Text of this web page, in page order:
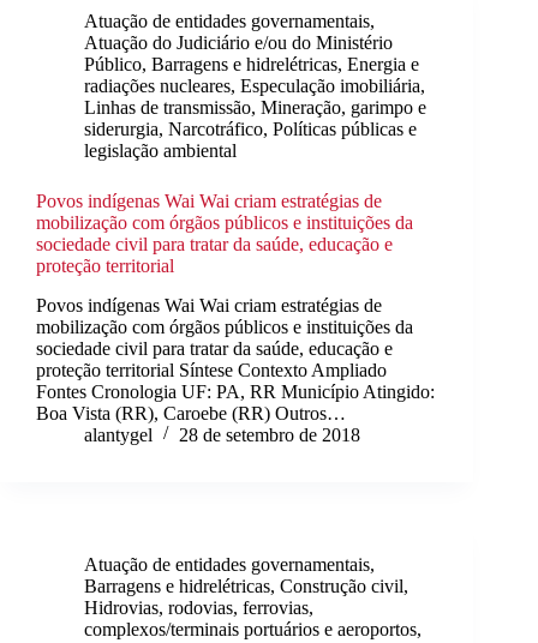
Atuação de entidades governamentais,
Atuação do Judiciário e/ou do Ministério
Público, Barragens e hidrelétricas, Energia e
radiações nucleares, Especulação imobiliária,
Linhas de transmissão, Mineração, garimpo e
siderurgia, Narcotráfico, Políticas públicas e
legislação ambiental
Povos indígenas Wai Wai criam estratégias de
mobilização com órgãos públicos e instituições da
sociedade civil para tratar da saúde, educação e
proteção territorial
Povos indígenas Wai Wai criam estratégias de
mobilização com órgãos públicos e instituições da
sociedade civil para tratar da saúde, educação e
proteção territorial Síntese Contexto Ampliado
Fontes Cronologia UF: PA, RR Município Atingido:
Boa Vista (RR), Caroebe (RR) Outros…
alantygel
28 de setembro de 2018
Atuação de entidades governamentais,
Barragens e hidrelétricas, Construção civil,
Hidrovias, rodovias, ferrovias,
complexos/terminais portuários e aeroportos,